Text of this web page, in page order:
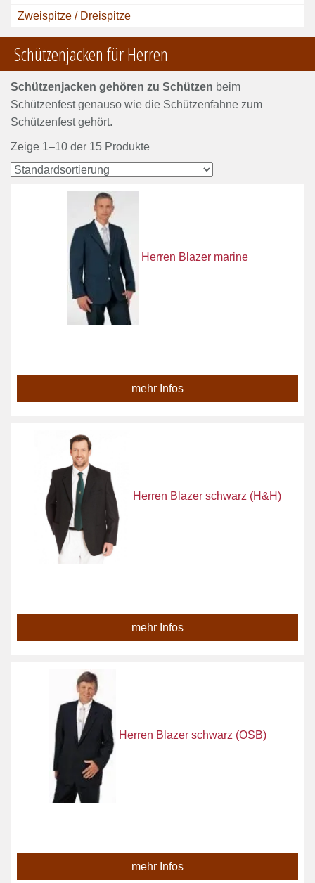
Zweispitze / Dreispitze
Schützenjacken für Herren
Schützenjacken gehören zu Schützen beim
Schützenfest genauso wie die Schützenfahne zum
Schützenfest gehört.
Zeige 1–10 der 15 Produkte
Herren Blazer marine
mehr Infos
Herren Blazer schwarz (H&H)
mehr Infos
Herren Blazer schwarz (OSB)
mehr Infos